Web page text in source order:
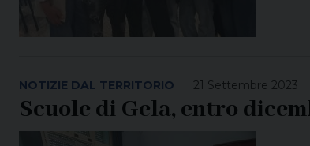
21 Settembre 2023
NOTIZIE DAL TERRITORIO
Scuole di Gela, entro